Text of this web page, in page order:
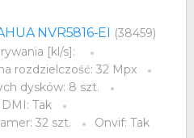
NVR5816-EI (38459)
[kl/s]:
rozdzielczość: 32 Mpx
dysków: 8 szt.
Tak
32 szt.
Onvif: Tak